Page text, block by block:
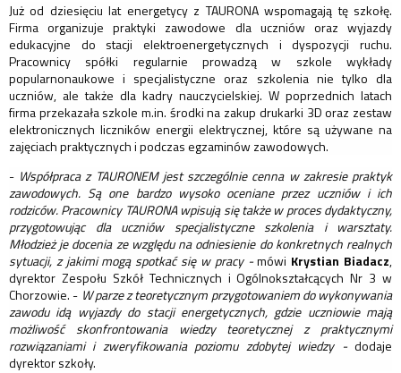
Już od dziesięciu lat energetycy z TAURONA wspomagają tę szkołę.
Firma organizuje praktyki zawodowe dla uczniów oraz wyjazdy
edukacyjne do stacji elektroenergetycznych i dyspozycji ruchu.
Pracownicy spółki regularnie prowadzą w szkole wykłady
popularnonaukowe i specjalistyczne oraz szkolenia nie tylko dla
uczniów, ale także dla kadry nauczycielskiej. W poprzednich latach
firma przekazała szkole m.in. środki na zakup drukarki 3D oraz zestaw
elektronicznych liczników energii elektrycznej, które są używane na
zajęciach praktycznych i podczas egzaminów zawodowych.
- Współpraca z TAURONEM jest szczególnie cenna w zakresie praktyk
zawodowych. Są one bardzo wysoko oceniane przez uczniów i ich
rodziców. Pracownicy TAURONA wpisują się także w proces dydaktyczny,
przygotowując dla uczniów specjalistyczne szkolenia i warsztaty.
Młodzież je docenia ze względu na odniesienie do konkretnych realnych
sytuacji, z jakimi mogą spotkać się w pracy -mówi Krystian Biadacz,
dyrektor Zespołu Szkół Technicznych i Ogólnokształcących Nr 3 w
Chorzowie. - W parze z teoretycznym przygotowaniem do wykonywania
zawodu idą wyjazdy do stacji energetycznych, gdzie uczniowie mają
możliwość skonfrontowania wiedzy teoretycznej z praktycznymi
rozwiązaniami i zweryfikowania poziomu zdobytej wiedzy - dodaje
dyrektor szkoły.